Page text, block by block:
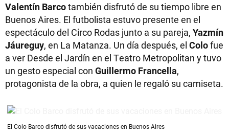
Valentín Barcotambién disfrutó de su tiempo libre en
Buenos Aires. El futbolista estuvo presente en el
espectáculo del Circo Rodas junto a su pareja, Yazmín
Jáureguy, en La Matanza. Un día después, el Colofue
a ver Desde el Jardín en el Teatro Metropolitan y tuvo
un gesto especial con Guillermo Francella,
protagonista de la obra, a quien le regaló su camiseta.
El Colo Barco disfrutó de sus vacaciones en Buenos Aires